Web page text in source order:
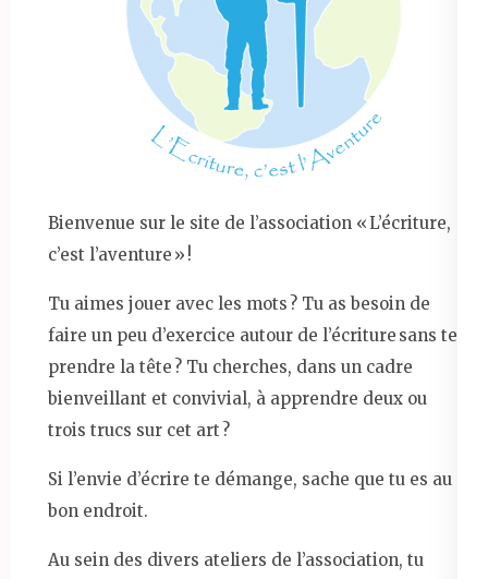
Bienvenue sur le site de l’association « L’écriture,
c’est l’aventure » !
Tu aimes jouer avec les mots ? Tu as besoin de
faire un peu d’exercice autour de l’écriture sans te
prendre la tête ? Tu cherches, dans un cadre
bienveillant et convivial, à apprendre deux ou
trois trucs sur cet art ?
Si l’envie d’écrire te démange, sache que tu es au
bon endroit.
Au sein des divers ateliers de l’association, tu